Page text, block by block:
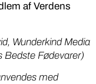
af Verdens
Wunderkind Media
Bedste Fødevarer)
med